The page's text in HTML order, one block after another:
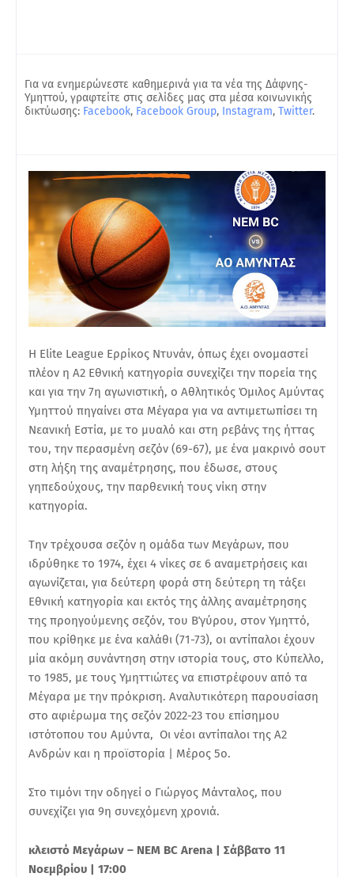
Για να ενημερώνεστε καθημερινά για τα νέα της Δάφνης-
Υμηττού, γραφτείτε στις σελίδες μας στα μέσα κοινωνικής
δικτύωσης: Facebook, Facebook Group, Instagram, Twitter.
Η Elite League Ερρίκος Ντυνάν, όπως έχει ονομαστεί
πλέον η Α2 Εθνική κατηγορία συνεχίζει την πορεία της
και για την 7η αγωνιστική, ο Αθλητικός Όμιλος Αμύντας
Υμηττού πηγαίνει στα Μέγαρα για να αντιμετωπίσει τη
Νεανική Εστία, με το μυαλό και στη ρεβάνς της ήττας
του, την περασμένη σεζόν (69-67), με ένα μακρινό σουτ
στη λήξη της αναμέτρησης, που έδωσε, στους
γηπεδούχους, την παρθενική τους νίκη στην
κατηγορία.
Την τρέχουσα σεζόν η ομάδα των Μεγάρων, που
ιδρύθηκε το 1974, έχει 4 νίκες σε 6 αναμετρήσεις και
αγωνίζεται, για δεύτερη φορά στη δεύτερη τη τάξει
Εθνική κατηγορία και εκτός της άλλης αναμέτρησης
της προηγούμενης σεζόν, του Β΄γύρου, στον Υμηττό,
που κρίθηκε με ένα καλάθι (71-73), οι αντίπαλοι έχουν
μία ακόμη συνάντηση στην ιστορία τους, στο Κύπελλο,
το 1985, με τους Υμηττιώτες να επιστρέφουν από τα
Μέγαρα με την πρόκριση. Αναλυτικότερη παρουσίαση
στο αφιέρωμα της σεζόν 2022-23 του επίσημου
ιστότοπου του Αμύντα, Οι νέοι αντίπαλοι της Α2
Ανδρών και η προϊστορία | Μέρος 5ο.
Στο τιμόνι την οδηγεί ο Γιώργος Μάνταλος, που
συνεχίζει για 9η συνεχόμενη χρονιά.
κλειστό Μεγάρων – ΝΕΜ BC Arena | Σάββατο 11
Νοεμβρίου | 17:00